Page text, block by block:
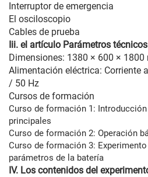
Interruptor de emergencia
El osciloscopio
Cables de prueba
Iii. el artículo Parámetros técnicos
Dimensiones: 1380 × 600 × 1800
Alimentación eléctrica: Corriente
/ 50 Hz
Cursos de formación
Curso de formación 1:
principales
Curso de formación 2: Operación
Curso de formación 3:
parámetros de la batería
IV. Los contenidos del